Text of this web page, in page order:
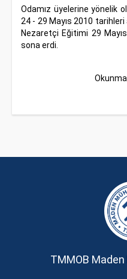
Odamız üyelerine yönelik
24 - 29 Mayıs 2010
Nezaretçi Eğitimi 29
sona erdi.
Okunma
TMMOB